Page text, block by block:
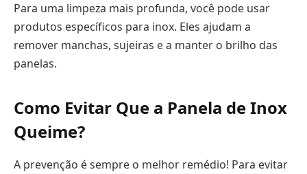
Para uma limpeza mais profunda, você pode usar
produtos específicos para inox. Eles ajudam a
remover manchas, sujeiras e a manter o brilho das
panelas.
Como Evitar Que a Panela de Inox
Queime?
A prevenção é sempre o melhor remédio! Para evitar